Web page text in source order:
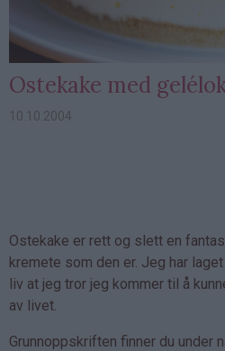
Ostekake med
10.10.2004
Ostekake er rett og slett en
kremete som den er. Jeg har
liv at jeg tror jeg kommer til å
av livet.
Grunnoppskriften finner du under